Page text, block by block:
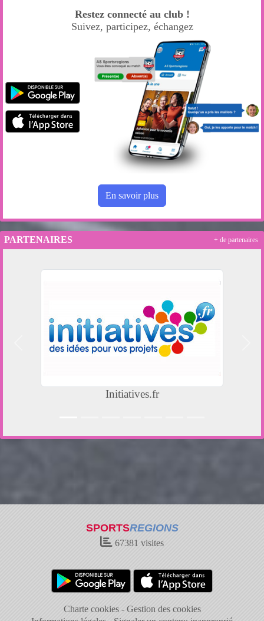
Restez connecté au club !
Suivez, participez, échangez
En savoir plus
PARTENAIRES
Précedent
+ de partenaires
SPORTSREGIONS
67381 visites
Charte cookies
Gestion des cookies